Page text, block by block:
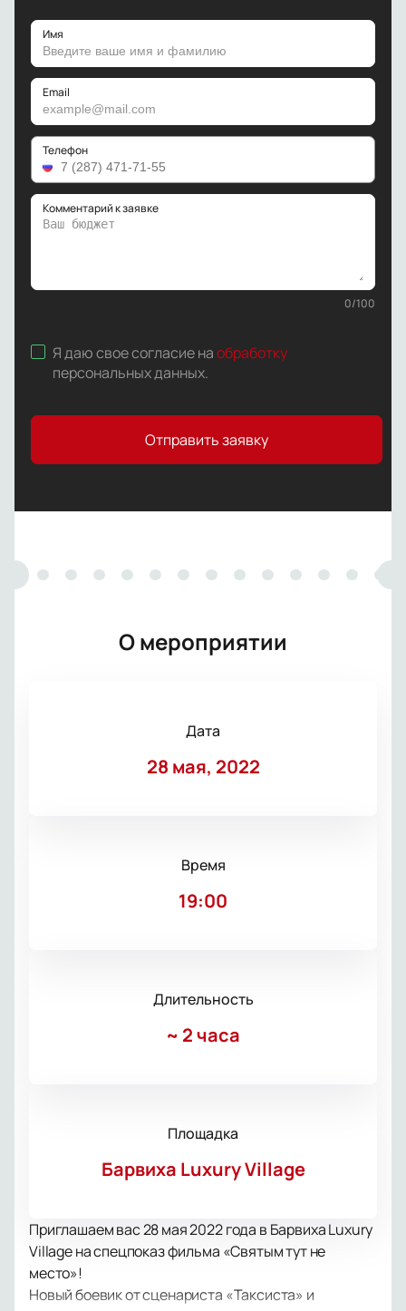
Имя
Email
Телефон
Комментарий к заявке
0/100
Я даю свое согласие наобработку
персональных данных.
Отправить заявку
О мероприятии
Дата
28 мая, 2022
Время
19:00
Длительность
~ 2 часа
Площадка
Барвиха Luxury Village
Приглашаем вас 28 мая 2022 года в Барвиха Luxury
Village на спецпоказ фильма «Святым тут не
место»!
Новый боевик от сценариста «Таксиста» и